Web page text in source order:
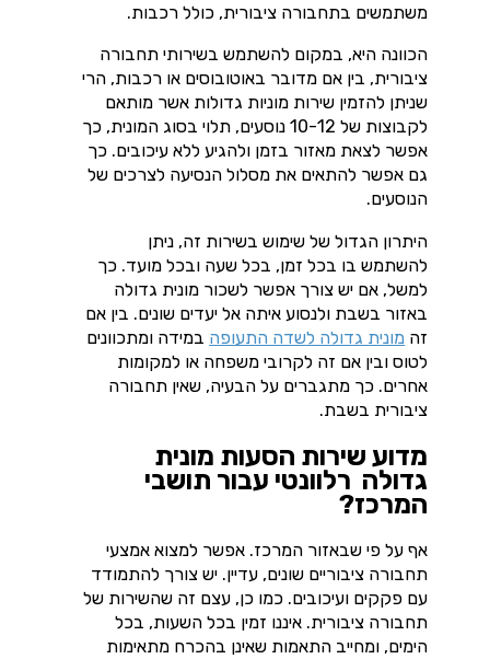
משתמשים בתחבורה ציבורית, כולל רכבות.
הכוונה היא, במקום להשתמש בשירותי תחבורה
ציבורית, בין אם מדובר באוטובוסים או רכבות, הרי
שניתן להזמין שירות מוניות גדולות אשר מותאם
לקבוצות של 10-12 נוסעים, תלוי בסוג המונית, כך
אפשר לצאת מאזור בזמן ולהגיע ללא עיכובים. כך
גם אפשר להתאים את מסלול הנסיעה לצרכים של
הנוסעים.
היתרון הגדול של שימוש בשירות זה, ניתן
להשתמש בו בכל זמן, בכל שעה ובכל מועד. כך
למשל, אם יש צורך אפשר לשכור מונית גדולה
באזור בשבת ולנסוע איתה אל יעדים שונים. בין אם
זה מונית גדולה לשדה התעופה במידה ומתכוונים
לטוס ובין אם זה לקרובי משפחה או למקומות
אחרים. כך מתגברים על הבעיה, שאין תחבורה
ציבורית בשבת.
מדוע שירות הסעות מונית
גדולה רלוונטי עבור תושבי
המרכז?
אף על פי שבאזור המרכז. אפשר למצוא אמצעי
תחבורה ציבוריים שונים, עדיין. יש צורך להתמודד
עם פקקים ועיכובים. כמו כן, עצם זה שהשירות של
תחבורה ציבורית. איננו זמין בכל השעות, בכל
הימים, ומחייב התאמות שאינן בהכרח מתאימות